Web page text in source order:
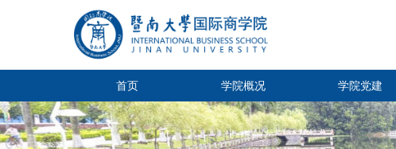
首页 学院概况 学院党建